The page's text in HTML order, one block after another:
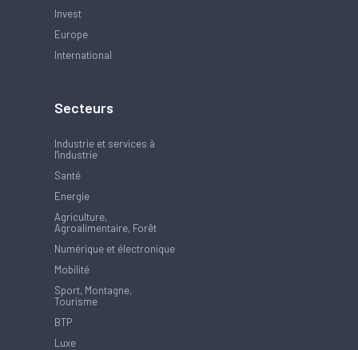
Invest
Europe
International
Secteurs
Industrie et services à
l'industrie
Santé
Energie
Agriculture,
Agroalimentaire, Forêt
Numérique et électronique
Mobilité
Sport, Montagne,
Tourisme
BTP
Luxe